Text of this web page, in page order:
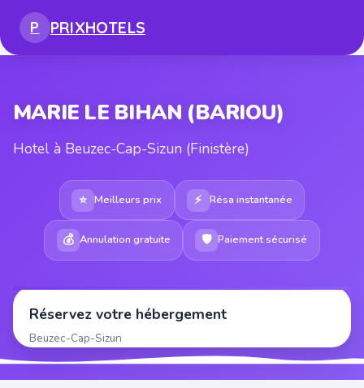
P PRIXHOTELS
MARIE LE BIHAN (BARIOU)
Hotel à Beuzec-Cap-Sizun (Finistère)
⭐ Meilleurs prix ⚡ Résa instantanée
💰 Annulation gratuite 🛡 Paiement sécurisé
Réservez votre hébergement
Beuzec-Cap-Sizun